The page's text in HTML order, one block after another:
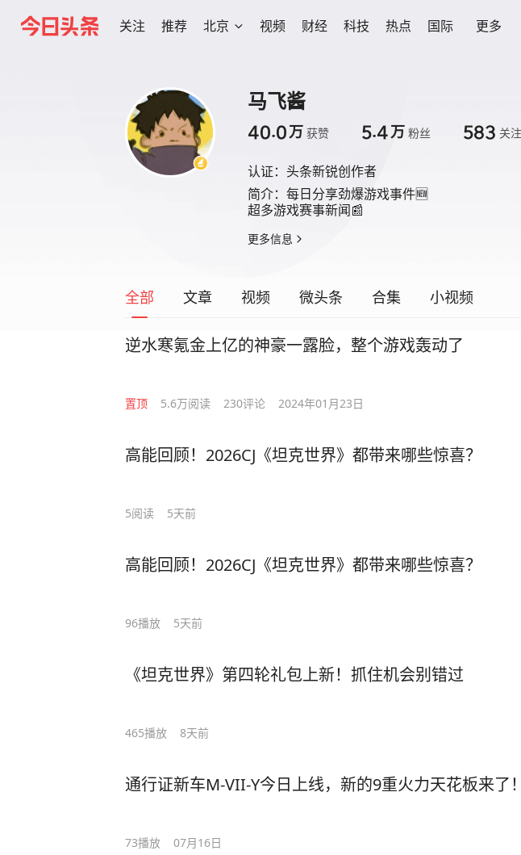
关注 推荐 北京 视频 财经 科技 热点 国际 更多
马飞酱
40.0万 获赞 5.4万 粉丝 583 关注
认证： 头条新锐创作者
简介： 每日分享劲爆游戏事件🆕
超多游戏赛事新闻📰
更多信息
全部 文章 视频 微头条 合集 小视频
逆水寒氪金上亿的神豪一露脸，整个游戏轰动了
置顶 5.6万阅读 230评论 2024年01月23日
高能回顾！2026CJ《坦克世界》都带来哪些惊喜？
5阅读 5天前
高能回顾！2026CJ《坦克世界》都带来哪些惊喜？
96播放 5天前
《坦克世界》第四轮礼包上新！抓住机会别错过
465播放 8天前
通行证新车M-VII-Y今日上线，新的9重火力天花板来了！
73播放 07月16日